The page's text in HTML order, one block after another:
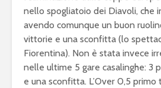
nello spogliatoio dei Diavoli, che
avendo comunque un buon
vittorie e una sconfitta (lo
Fiorentina). Non è stata invece
nelle ultime 5 gare casalinghe: 3
e una sconfitta. L’Over 0,5